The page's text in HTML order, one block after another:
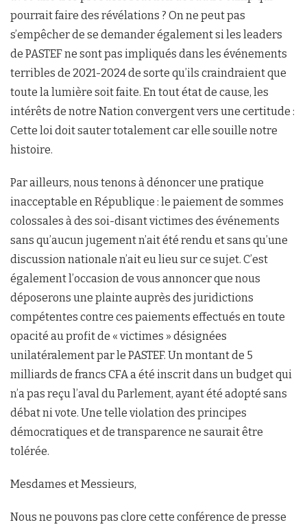
pourrait faire des révélations ? On ne peut pas
s’empêcher de se demander également si les leaders
de PASTEF ne sont pas impliqués dans les événements
terribles de 2021-2024 de sorte qu’ils craindraient que
toute la lumière soit faite. En tout état de cause, les
intérêts de notre Nation convergent vers une certitude :
Cette loi doit sauter totalement car elle souille notre
histoire.
Par ailleurs, nous tenons à dénoncer une pratique
inacceptable en République : le paiement de sommes
colossales à des soi-disant victimes des événements
sans qu’aucun jugement n’ait été rendu et sans qu’une
discussion nationale n’ait eu lieu sur ce sujet. C’est
également l’occasion de vous annoncer que nous
déposerons une plainte auprès des juridictions
compétentes contre ces paiements effectués en toute
opacité au profit de « victimes » désignées
unilatéralement par le PASTEF. Un montant de 5
milliards de francs CFA a été inscrit dans un budget qui
n’a pas reçu l’aval du Parlement, ayant été adopté sans
débat ni vote. Une telle violation des principes
démocratiques et de transparence ne saurait être
tolérée.
Mesdames et Messieurs,
Nous ne pouvons pas clore cette conférence de presse